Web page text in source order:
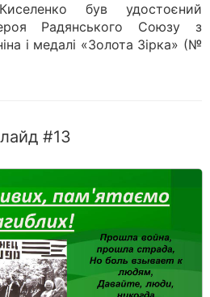
був удостоєний
Радянського Союзу з
і медалі «Золота Зірка» (№
#13